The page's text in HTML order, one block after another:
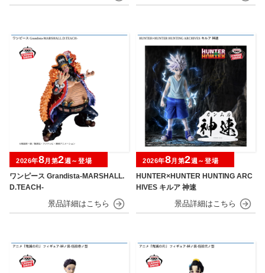
ワンピース Grandista-MARSHALL.
D.TEACH-
2026年8月第2週～登場
HUNTER×HUNTER HUNTING ARC
HIVES キルア 神速
2026年8月第2週～登場